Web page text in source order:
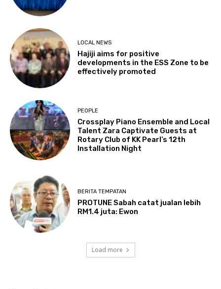
LOCAL NEWS
Hajiji aims for positive
developments in the ESS Zone to be
effectively promoted
PEOPLE
Crossplay Piano Ensemble and Local
Talent Zara Captivate Guests at
Rotary Club of KK Pearl’s 12th
Installation Night
BERITA TEMPATAN
PROTUNE Sabah catat jualan lebih
RM1.4 juta: Ewon
Load more